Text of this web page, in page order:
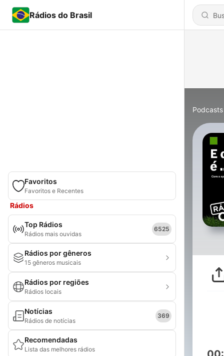
Rádios do Brasil
Favoritos
Favoritos e Recentes
Rádios
Top Rádios
Rádios mais ouvidas
6525
Rádios por gêneros
15 gêneros musicais
Rádios por regiões
Rádios locais
Notícias
Rádios de notícias
369
Recomendadas
Lista das melhores rádios
Podcasts